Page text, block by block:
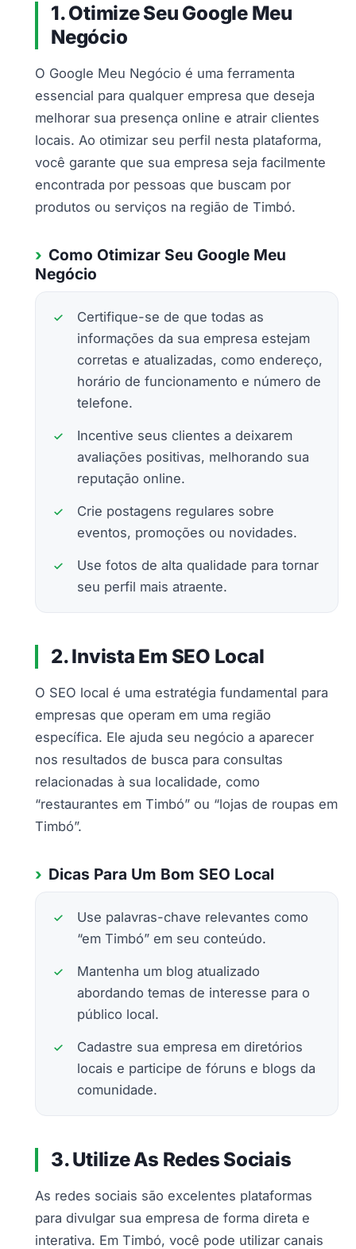
1. Otimize Seu Google Meu
Negócio
O Google Meu Negócio é uma ferramenta
essencial para qualquer empresa que deseja
melhorar sua presença online e atrair clientes
locais. Ao otimizar seu perfil nesta plataforma,
você garante que sua empresa seja facilmente
encontrada por pessoas que buscam por
produtos ou serviços na região de Timbó.
Como Otimizar Seu Google Meu
Negócio
Certifique-se de que todas as
informações da sua empresa estejam
corretas e atualizadas, como endereço,
horário de funcionamento e número de
telefone.
Incentive seus clientes a deixarem
avaliações positivas, melhorando sua
reputação online.
Crie postagens regulares sobre
eventos, promoções ou novidades.
Use fotos de alta qualidade para tornar
seu perfil mais atraente.
2. Invista Em SEO Local
O SEO local é uma estratégia fundamental para
empresas que operam em uma região
específica. Ele ajuda seu negócio a aparecer
nos resultados de busca para consultas
relacionadas à sua localidade, como
“restaurantes em Timbó” ou “lojas de roupas em
Timbó”.
Dicas Para Um Bom SEO Local
Use palavras-chave relevantes como
“em Timbó” em seu conteúdo.
Mantenha um blog atualizado
abordando temas de interesse para o
público local.
Cadastre sua empresa em diretórios
locais e participe de fóruns e blogs da
comunidade.
3. Utilize As Redes Sociais
As redes sociais são excelentes plataformas
para divulgar sua empresa de forma direta e
interativa. Em Timbó, você pode utilizar canais